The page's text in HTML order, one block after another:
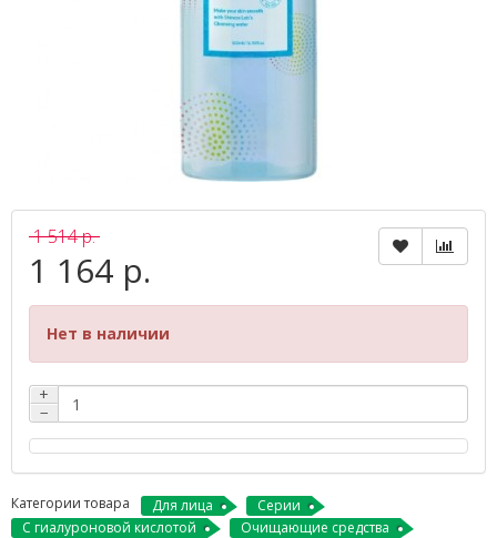
1 514 р.
1 164 р.
Нет в наличии
+
−
Категории товара Для лица
Серии
С гиалуроновой кислотой
Очищающие средства